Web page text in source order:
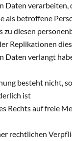
Daten verarbeiten,
als betroffene
zu diesen
Replikationen
Daten verlangt
besteht nicht,
ist
Rechts auf freie
rechtlichen